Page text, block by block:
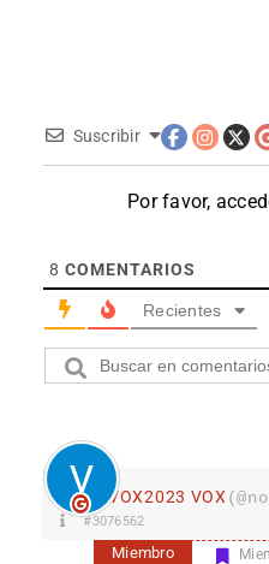
Suscribir
Por favor,
8 COMENTARIOS
Recientes
VOX2023 VOX
#3076562
Miembro